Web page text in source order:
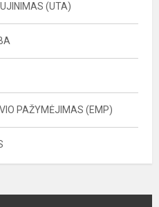
(UTA)
PAŽYMĖJIMAS (EMP)